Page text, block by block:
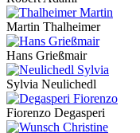
Martin Thalheimer
Hans Grießmair
Sylvia Neulichedl
Fiorenzo Degasperi